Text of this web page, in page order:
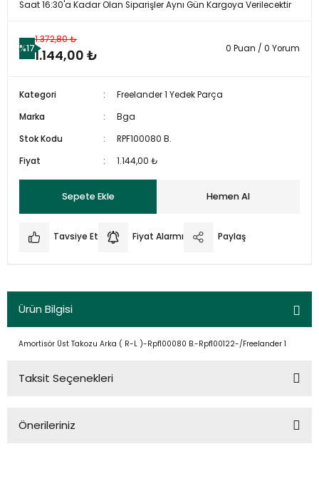
Saat 16:30'a Kadar Olan Siparişler Aynı Gün Kargoya Verilecektir
%17
1.372,80 ₺
1.144,00 ₺ 0 Puan / 0 Yorum
Kategori
Freelander 1 Yedek Parça
Marka
Bga
Stok Kodu
RPF100080 B.
Fiyat
1.144,00 ₺
Sepete Ekle Hemen Al
Tavsiye Et Fiyat Alarmı Paylaş
Ürün Bilgisi
Amortisör Üst Takozu Arka ( R-L )-Rpf100080 B.-Rpf100122-/Freelander 1
Taksit Seçenekleri
Önerileriniz